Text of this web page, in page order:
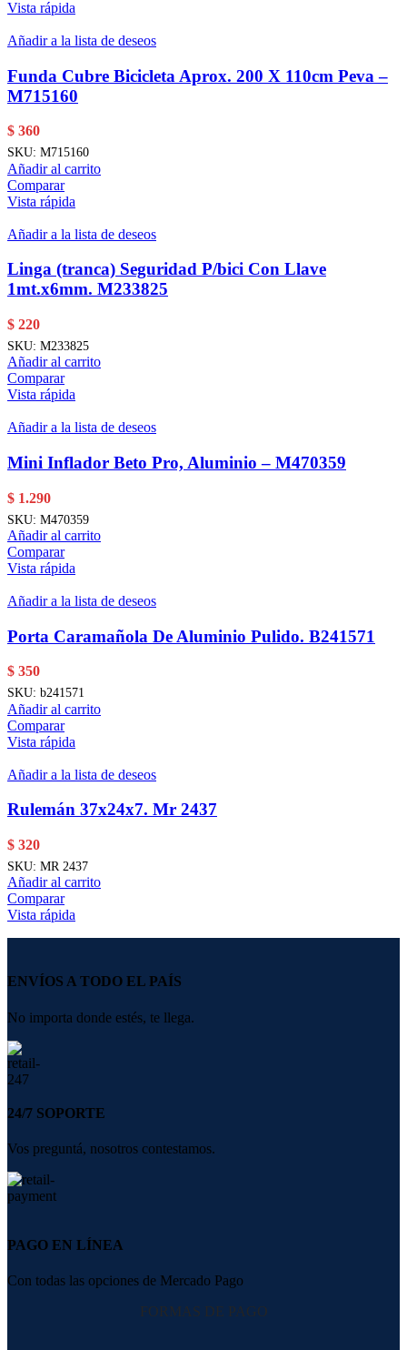
Vista rápida
Añadir a la lista de deseos
Funda Cubre Bicicleta Aprox. 200 X 110cm Peva –
M715160
$ 360
SKU: M715160
Añadir al carrito
Comparar
Vista rápida
Añadir a la lista de deseos
Linga (tranca) Seguridad P/bici Con Llave
1mt.x6mm. M233825
$ 220
SKU: M233825
Añadir al carrito
Comparar
Vista rápida
Añadir a la lista de deseos
Mini Inflador Beto Pro, Aluminio – M470359
$ 1.290
SKU: M470359
Añadir al carrito
Comparar
Vista rápida
Añadir a la lista de deseos
Porta Caramañola De Aluminio Pulido. B241571
$ 350
SKU: b241571
Añadir al carrito
Comparar
Vista rápida
Añadir a la lista de deseos
Rulemán 37x24x7. Mr 2437
$ 320
SKU: MR 2437
Añadir al carrito
Comparar
Vista rápida
ENVÍOS A TODO EL PAÍS
No importa donde estés, te llega.
24/7 SOPORTE
Vos preguntá, nosotros contestamos.
PAGO EN LÍNEA
Con todas las opciones de Mercado Pago
FORMAS DE PAGO